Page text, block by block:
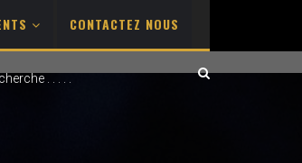
CONTACTEZ NOUS